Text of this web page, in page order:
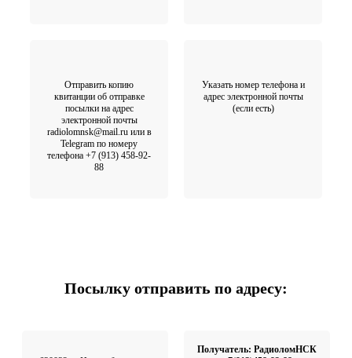
Отправить копию
квитанции об отправке
посылки на адрес
электронной почты
radiolomnsk@mail.ru или в
Telegram по номеру
телефона +7 (913) 458-92-
88
Указать номер телефона и
адрес электронной почты
(если есть)
Посылку отправить по адресу:
Получатель: РадиоломНСК